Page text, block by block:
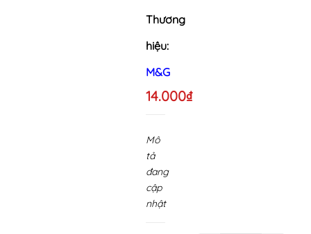
Thương
hiệu:
M&G
14.000₫
Mô
tả
đang
cập
nhật